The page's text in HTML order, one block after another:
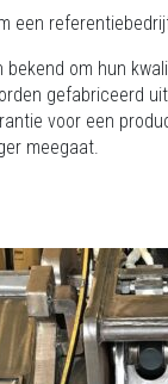
een
bekend om hun
gefabriceerd
voor een
meegaat.